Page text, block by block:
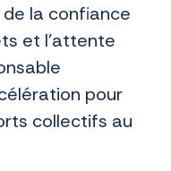
la confiance
et l’attente
pour
collectifs au